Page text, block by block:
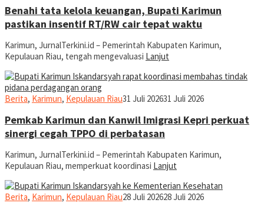
Benahi tata kelola keuangan, Bupati Karimun
pastikan insentif RT/RW cair tepat waktu
Karimun, JurnalTerkini.id – Pemerintah Kabupaten Karimun,
Kepulauan Riau, tengah mengevaluasi Lanjut
Berita, Karimun, Kepulauan Riaujurnal
31 Juli 202631 Juli 2026
Pemkab Karimun dan Kanwil Imigrasi Kepri perkuat
sinergi cegah TPPO di perbatasan
Karimun, JurnalTerkini.id – Pemerintah Kabupaten Karimun,
Kepulauan Riau, memperkuat koordinasi Lanjut
Berita, Karimun, Kepulauan Riaujurnal
28 Juli 202628 Juli 2026